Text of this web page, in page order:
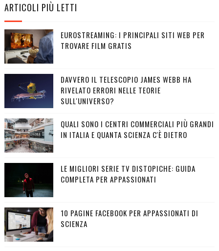
ARTICOLI PIÙ LETTI
EUROSTREAMING: I PRINCIPALI SITI WEB PER
TROVARE FILM GRATIS
DAVVERO IL TELESCOPIO JAMES WEBB HA
RIVELATO ERRORI NELLE TEORIE
SULL'UNIVERSO?
QUALI SONO I CENTRI COMMERCIALI PIÙ GRANDI
IN ITALIA E QUANTA SCIENZA C'È DIETRO
LE MIGLIORI SERIE TV DISTOPICHE: GUIDA
COMPLETA PER APPASSIONATI
10 PAGINE FACEBOOK PER APPASSIONATI DI
SCIENZA